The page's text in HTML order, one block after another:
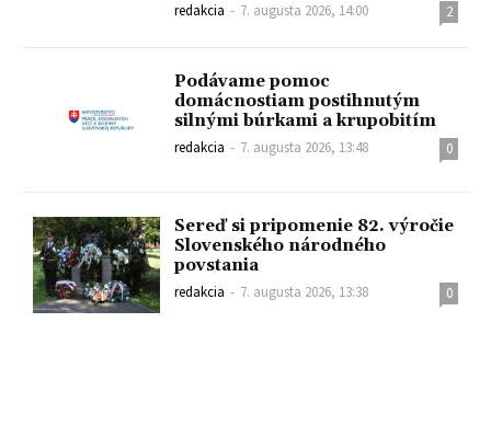
redakcia - 7. augusta 2026, 14:00 2
Podávame pomoc
domácnostiam postihnutým
silnými búrkami a krupobitím
redakcia - 7. augusta 2026, 13:48 0
Sereď si pripomenie 82. výročie
Slovenského národného
povstania
redakcia - 7. augusta 2026, 13:38 0